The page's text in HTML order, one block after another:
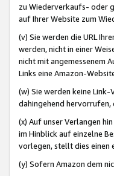
zu Wiederverkaufs- oder
auf Ihrer Website zum
(v) Sie werden die URL
werden, nicht in einer
nicht mit angemessenem
Links eine Amazon-
(w) Sie werden keine
dahingehend hervorrufen,
(x) Auf unser Verlangen
im Hinblick auf einzelne
vorlegen, stellt dies einen
(y) Sofern Amazon dem